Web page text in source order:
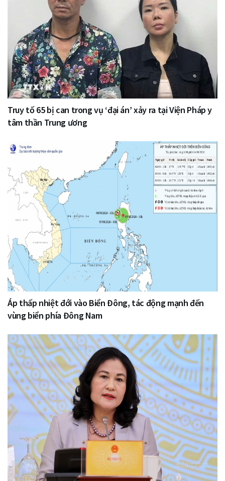
Truy tố 65 bị can trong vụ ‘đại án’ xảy ra tại Viện Pháp y
tâm thần Trung ương
Áp thấp nhiệt đới vào Biển Đông, tác động mạnh đến
vùng biển phía Đông Nam